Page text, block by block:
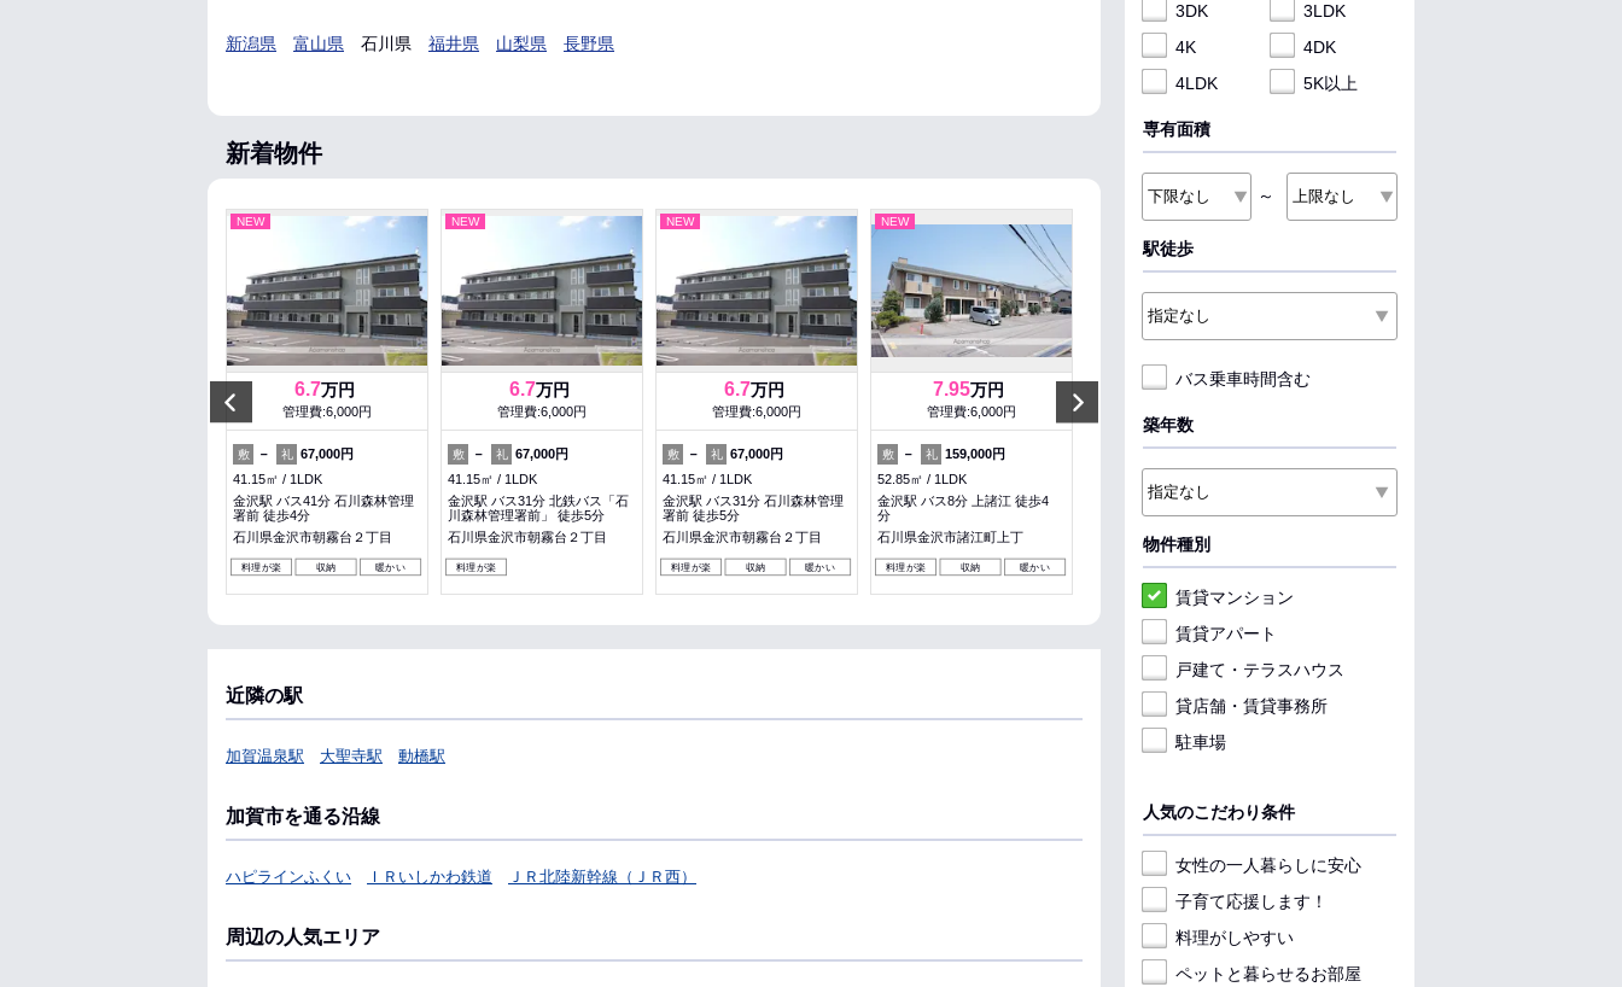
新潟県 富山県 石川県 福井県 山梨県 長野県
新着物件
Previous
NEW
6.7万円
管理費:6,000円
敷 － 礼 67,000円
41.15㎡
1LDK
金沢駅 バス41分 石川森林管理
署前 徒歩4分
石川県金沢市朝霧台２丁目
料理が楽 収納 暖かい
NEW
6.7万円
管理費:6,000円
敷 － 礼 67,000円
41.15㎡
1LDK
金沢駅 バス31分 北鉄バス「石
川森林管理署前」 徒歩5分
石川県金沢市朝霧台２丁目
料理が楽
NEW
6.7万円
管理費:6,000円
敷 － 礼 67,000円
41.15㎡
1LDK
金沢駅 バス31分 石川森林管理
署前 徒歩5分
石川県金沢市朝霧台２丁目
料理が楽 収納 暖かい
NEW
7.95万円
管理費:6,000円
敷 － 礼 159,000円
52.85㎡
1LDK
金沢駅 バス8分 上諸江 徒歩4
分
石川県金沢市諸江町上丁
料理が楽 収納 暖かい
6.98 万円
69,800円
バス 北鉄バス「桜田町」 徒歩9
石川県金沢市戸板２丁目
料理が楽 収納
NEW
－
64,000円
野々市駅 徒歩16分
近隣の駅
加賀温泉駅 大聖寺駅 動橋駅
加賀市を通る沿線
ハピラインふくい ＩＲいしかわ鉄道 ＪＲ北陸新幹線（ＪＲ西）
周辺の人気エリア
3DK
3LDK
4K
4DK
4LDK
5K以上
専有面積
～
駅徒歩
バス乗車時間含む
築年数
物件種別
賃貸マンション
賃貸アパート
戸建て・テラスハウス
貸店舗・賃貸事務所
駐車場
人気のこだわり条件
女性の一人暮らしに安心
子育て応援します！
料理がしやすい
ペットと暮らせるお部屋